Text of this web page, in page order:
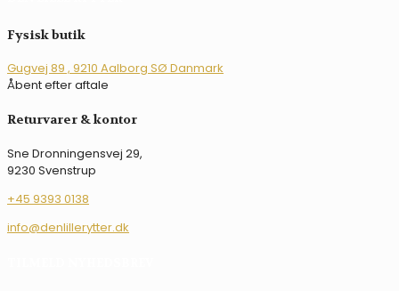
Fysisk butik
Gugvej 89 , 9210 Aalborg SØ Danmark
Åbent efter aftale
Returvarer & kontor
Sne Dronningensvej 29,
9230 Svenstrup
+45 9393 0138
info@denlillerytter.dk